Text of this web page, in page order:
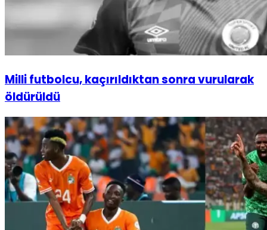
Milli futbolcu, kaçırıldıktan sonra vurularak
öldürüldü